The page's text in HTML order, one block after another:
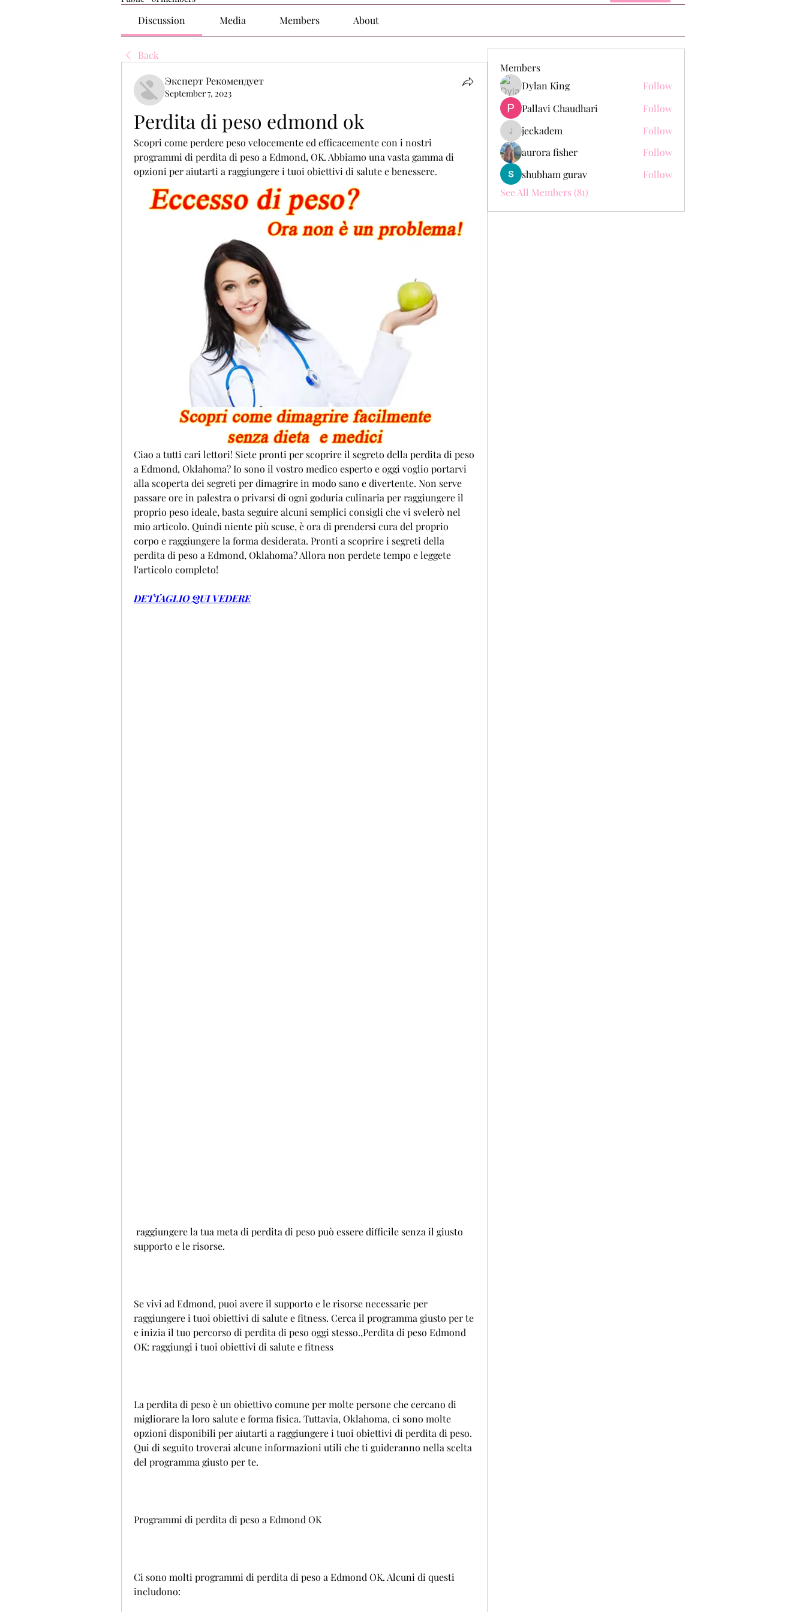
Discussion Media Members About
Back
Эксперт Рекомендует
September 7, 2023
Perdita di peso edmond ok
Scopri come perdere peso velocemente ed efficacemente con i nostri
programmi di perdita di peso a Edmond, OK. Abbiamo una vasta gamma di
opzioni per aiutarti a raggiungere i tuoi obiettivi di salute e benessere.
Ciao a tutti cari lettori! Siete pronti per scoprire il segreto della perdita di peso
a Edmond, Oklahoma? Io sono il vostro medico esperto e oggi voglio portarvi
alla scoperta dei segreti per dimagrire in modo sano e divertente. Non serve
passare ore in palestra o privarsi di ogni goduria culinaria per raggiungere il
proprio peso ideale, basta seguire alcuni semplici consigli che vi svelerò nel
mio articolo. Quindi niente più scuse, è ora di prendersi cura del proprio
corpo e raggiungere la forma desiderata. Pronti a scoprire i segreti della
perdita di peso a Edmond, Oklahoma? Allora non perdete tempo e leggete
l'articolo completo!
DETTAGLIO QUI VEDERE
supporto e le risorse.
Se vivi ad Edmond, puoi avere il supporto e le risorse necessarie per
raggiungere i tuoi obiettivi di salute e fitness. Cerca il programma giusto per te
e inizia il tuo percorso di perdita di peso oggi stesso.,Perdita di peso Edmond
OK: raggiungi i tuoi obiettivi di salute e fitness
La perdita di peso è un obiettivo comune per molte persone che cercano di
migliorare la loro salute e forma fisica. Tuttavia, Oklahoma, ci sono molte
opzioni disponibili per aiutarti a raggiungere i tuoi obiettivi di perdita di peso.
Qui di seguito troverai alcune informazioni utili che ti guideranno nella scelta
del programma giusto per te.
Programmi di perdita di peso a Edmond OK
Ci sono molti programmi di perdita di peso a Edmond OK. Alcuni di questi
includono:
Members
Dylan King
Follow
Pallavi Chaudhari
Follow
jeckadem
jeckadem
Follow
aurora fisher
Follow
shubham gurav
Follow
See All Members (81)